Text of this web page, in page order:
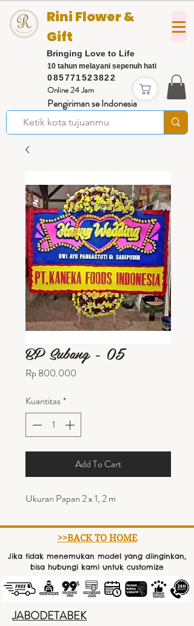
085771523822
Rini Flower &
Gift
Bringing Love to Life
Online 24 Jam
Pengiriman se Indonesia
10 tahun melayani sepenuh hati
BP Subang - 05
Rp 800.000
Kuantitas*
Add To Cart
Ukuran Papan 2 x 1, 2 m
>>BACK TO HOME
Jika tidak menemukan model yang diinginkan,
bisa hubungi kami untuk customize
JABODETABEK